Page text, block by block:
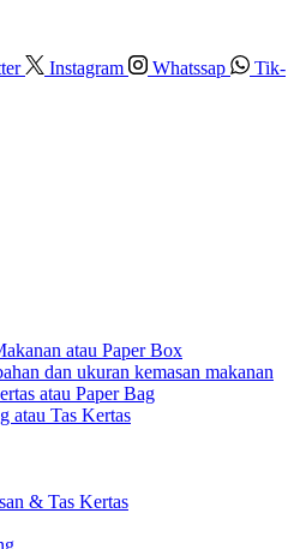
Instagram Whatssap
Tik-
atau Paper Box
dan ukuran kemasan makanan
atau Paper Bag
atau Tas Kertas
& Tas Kertas